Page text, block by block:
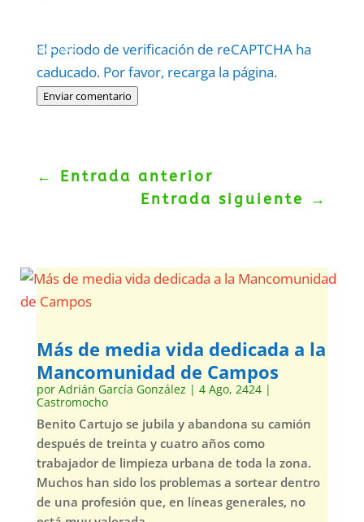
El periodo de verificación de reCAPTCHA ha
caducado. Por favor, recarga la página.
Enviar comentario
Politica–Términos.
← Entrada anterior
Entrada siguiente
→
Más de media vida dedicada a la
Mancomunidad de Campos
por Adrián García González | 4 Ago, 2424|
Castromocho
Benito Cartujo se jubila y abandona su camión
después de treinta y cuatro años como
trabajador de limpieza urbana de toda la zona.
Muchos han sido los problemas a sortear dentro
de una profesión que, en líneas generales, no